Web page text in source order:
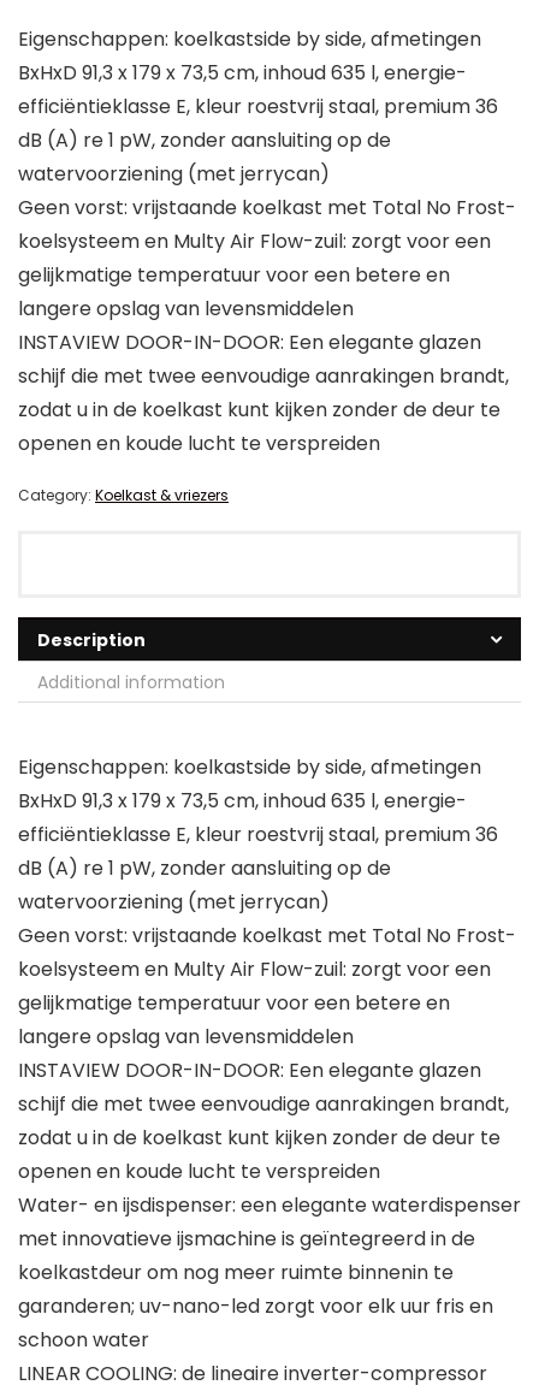
Eigenschappen: koelkastside by side, afmetingen
BxHxD 91,3 x 179 x 73,5 cm, inhoud 635 l, energie-
efficiëntieklasse E, kleur roestvrij staal, premium 36
dB (A) re 1 pW, zonder aansluiting op de
watervoorziening (met jerrycan)
Geen vorst: vrijstaande koelkast met Total No Frost-
koelsysteem en Multy Air Flow-zuil: zorgt voor een
gelijkmatige temperatuur voor een betere en
langere opslag van levensmiddelen
INSTAVIEW DOOR-IN-DOOR: Een elegante glazen
schijf die met twee eenvoudige aanrakingen brandt,
zodat u in de koelkast kunt kijken zonder de deur te
openen en koude lucht te verspreiden
Category: Koelkast & vriezers
Description
Additional information
Eigenschappen: koelkastside by side, afmetingen
BxHxD 91,3 x 179 x 73,5 cm, inhoud 635 l, energie-
efficiëntieklasse E, kleur roestvrij staal, premium 36
dB (A) re 1 pW, zonder aansluiting op de
watervoorziening (met jerrycan)
Geen vorst: vrijstaande koelkast met Total No Frost-
koelsysteem en Multy Air Flow-zuil: zorgt voor een
gelijkmatige temperatuur voor een betere en
langere opslag van levensmiddelen
INSTAVIEW DOOR-IN-DOOR: Een elegante glazen
schijf die met twee eenvoudige aanrakingen brandt,
zodat u in de koelkast kunt kijken zonder de deur te
openen en koude lucht te verspreiden
Water- en ijsdispenser: een elegante waterdispenser
met innovatieve ijsmachine is geïntegreerd in de
koelkastdeur om nog meer ruimte binnenin te
garanderen; uv-nano-led zorgt voor elk uur fris en
schoon water
LINEAR COOLING: de lineaire inverter-compressor